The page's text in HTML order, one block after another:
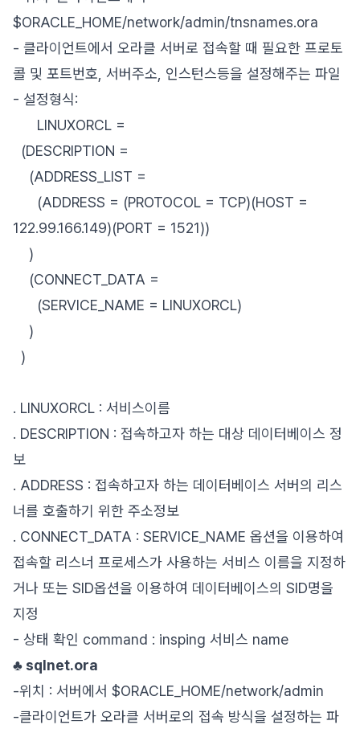
$ORACLE_HOME/network/admin/tnsnames.ora
- 클라이언트에서 오라클 서버로 접속할 때 필요한 프로토
콜 및 포트번호, 서버주소, 인스턴스등을 설정해주는 파일
- 설정형식:
LINUXORCL =
(DESCRIPTION =
(ADDRESS_LIST =
(ADDRESS = (PROTOCOL = TCP)(HOST =
122.99.166.149)(PORT = 1521))
)
(CONNECT_DATA =
(SERVICE_NAME = LINUXORCL)
)
)
. LINUXORCL : 서비스이름
. DESCRIPTION : 접속하고자 하는 대상 데이터베이스 정
보
. ADDRESS : 접속하고자 하는 데이터베이스 서버의 리스
너를 호출하기 위한 주소정보
. CONNECT_DATA : SERVICE_NAME 옵션을 이용하여
접속할 리스너 프로세스가 사용하는 서비스 이름을 지정하
거나 또는 SID옵션을 이용하여 데이터베이스의 SID명을
지정
- 상태 확인 command : insping 서비스 name
♣ sqlnet.ora
-위치 : 서버에서 $ORACLE_HOME/network/admin
-클라이언트가 오라클 서버로의 접속 방식을 설정하는 파